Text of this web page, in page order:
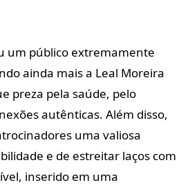
um público extremamente
ainda mais a Leal Moreira
preza pela saúde, pelo
autênticas. Além disso,
uma valiosa
e de estreitar laços com
inserido em uma